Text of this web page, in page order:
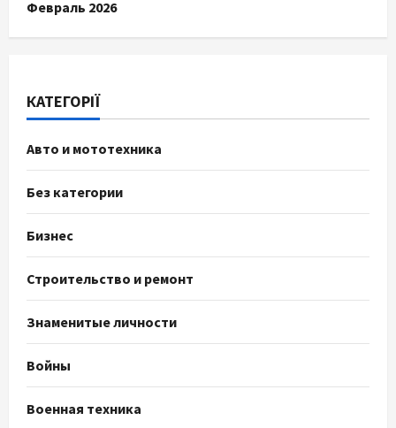
Февраль 2026
КАТЕГОРІЇ
Авто и мототехника
Без категории
Бизнес
Строительство и ремонт
Знаменитые личности
Войны
Военная техника